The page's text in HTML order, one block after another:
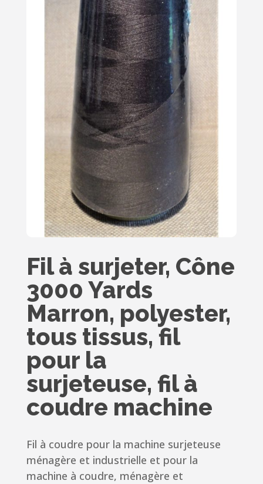
Fil à surjeter, Cône
3000 Yards
Marron, polyester,
tous tissus, fil
pour la
surjeteuse, fil à
coudre machine
Fil à coudre pour la machine surjeteuse
ménagère et industrielle et pour la
machine à coudre, ménagère et